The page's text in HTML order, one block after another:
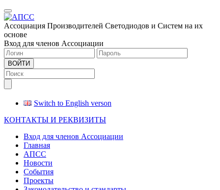
Меню
Ассоциация Производителей Светодиодов и Систем на их
основе
Вход для членов Ассоциации
ВОЙТИ
Switch to English verson
КОНТАКТЫ И РЕКВИЗИТЫ
Вход для членов Ассоциации
Главная
АПСС
Новости
События
Проекты